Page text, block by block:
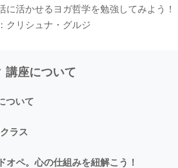
に活かせるヨガ哲学を勉強してみよう！
クリシュナ・グルジ
講座について
ついて
ラス
ペ。心の仕組みを紐解こう！